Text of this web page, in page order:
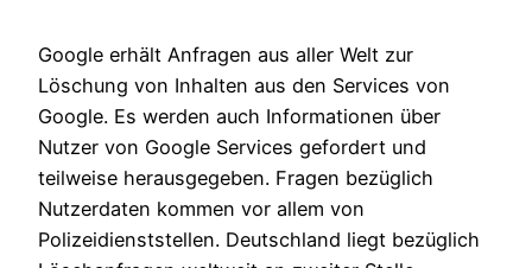
Google erhält Anfragen aus aller Welt zur
Löschung von Inhalten aus den Services von
Google. Es werden auch Informationen über
Nutzer von Google Services gefordert und
teilweise herausgegeben. Fragen bezüglich
Nutzerdaten kommen vor allem von
Polizeidienststellen. Deutschland liegt bezüglich